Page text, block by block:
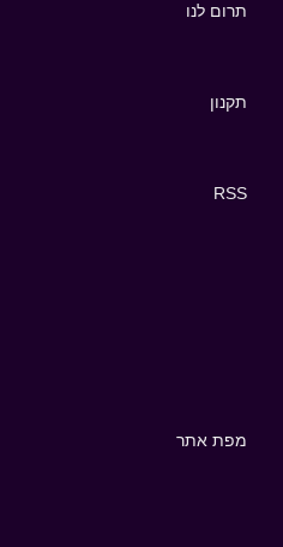
תרום לנו
תקנון
RSS
מפת אתר